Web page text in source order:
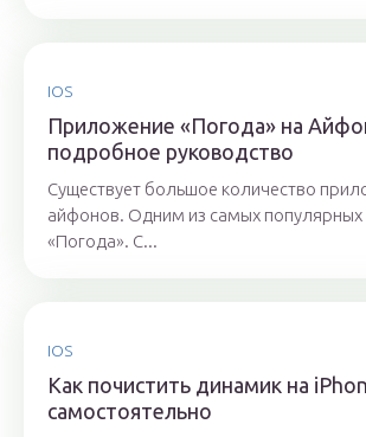
IOS
Приложение «Погода» на
подробное руководство
Существует большое количество
айфонов. Одним из самых популярных
«Погода». С...
IOS
Как почистить динамик на
самостоятельно